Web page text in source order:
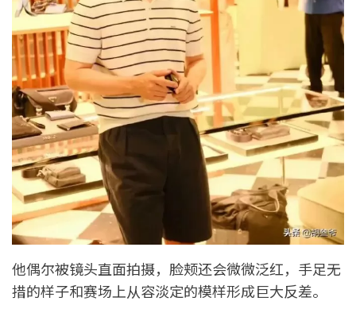
他偶尔被镜头直面拍摄，脸颊还会微微泛红，手足无
措的样子和赛场上从容淡定的模样形成巨大反差。